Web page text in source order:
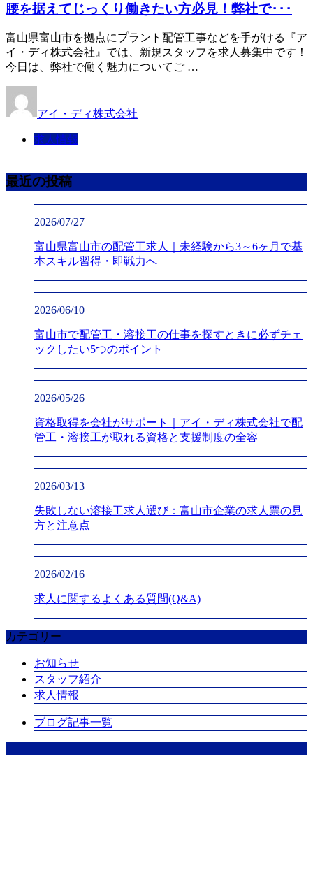
腰を据えてじっくり働きたい方必見！弊社で･･･
富山県富山市を拠点にプラント配管工事などを手がける『ア
イ・ディ株式会社』では、新規スタッフを求人募集中です！
今日は、弊社で働く魅力についてご …
アイ・ディ株式会社
求人情報
最近の投稿
2026/07/27
富山県富山市の配管工求人｜未経験から3～6ヶ月で基
本スキル習得・即戦力へ
2026/06/10
富山市で配管工・溶接工の仕事を探すときに必ずチェ
ックしたい5つのポイント
2026/05/26
資格取得を会社がサポート｜アイ・ディ株式会社で配
管工・溶接工が取れる資格と支援制度の全容
2026/03/13
失敗しない溶接工求人選び：富山市企業の求人票の見
方と注意点
2026/02/16
求人に関するよくある質問(Q&A)
カテゴリー
お知らせ
スタッフ紹介
求人情報
ブログ記事一覧